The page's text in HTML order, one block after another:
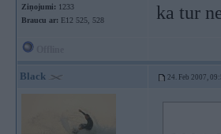
Ziņojumi: 1233
Braucu ar: E12 525, 528
ka tur
Black 24. Feb 2007,